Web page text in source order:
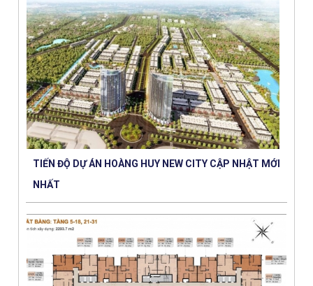
TIẾN ĐỘ DỰ ÁN HOÀNG HUY NEW CITY CẬP NHẬT MỚI
NHẤT